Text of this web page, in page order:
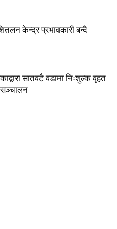
केन्द्र प्रभावकारी बन्दै
सातवटै वडामा निःशुल्क वृहत
सञ्चालन